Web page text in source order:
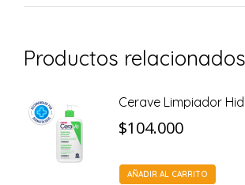
Productos relacionados
Cerave Limpiador
$104.000
AÑADIR AL CARRITO